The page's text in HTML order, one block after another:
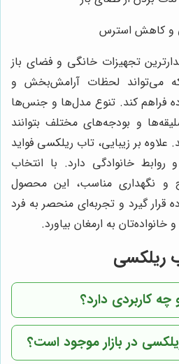
و کاهش استرس
تجهیزات خانگی و فضای باز
می‌تواند لحظات آرامش‌بخش و
فراهم کند. تنوع مدل‌ها و جنس‌ها
و بودجه‌های مختلف بتوانند
علاوه بر زیبایی، تاب ریلکسی فواید
خانوادگی دارد. با انتخاب
نگهداری مناسب، این محصول
قرار گیرد و تجربه‌ای منحصر به فرد
به ارمغان بیاورد.
ریلکسی
کاربردی دارد؟
در بازار موجود است؟